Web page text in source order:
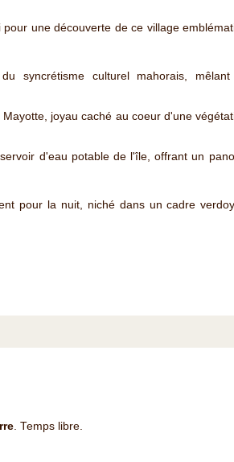
une découverte de ce village
syncrétisme culturel mahorais,
joyau caché au coeur d'une
d'eau potable de l'île, offrant un
pour la nuit, niché dans un cadre
. Temps libre.